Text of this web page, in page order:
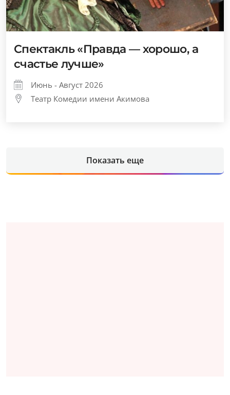
Спектакль «Правда — хорошо, а
счастье лучше»
Июнь - Август 2026
Театр Комедии имени Акимова
Показать еще